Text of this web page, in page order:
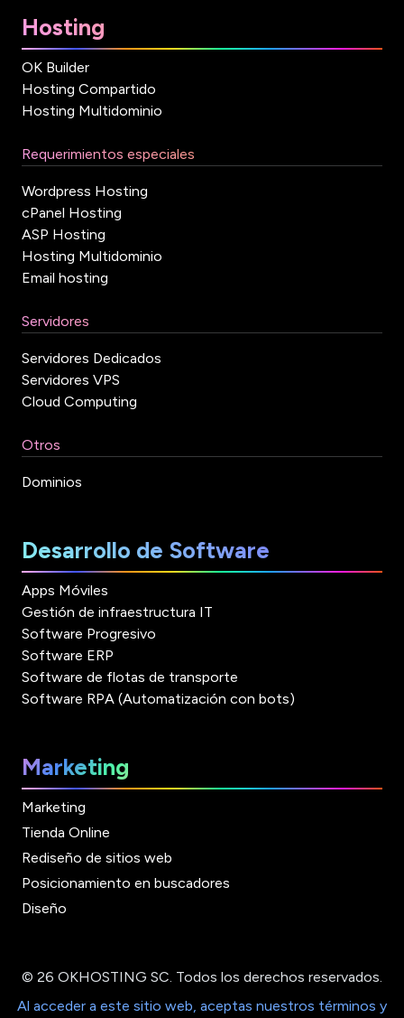
Hosting
OK Builder
Hosting Compartido
Hosting Multidominio
Requerimientos especiales
Wordpress Hosting
cPanel Hosting
ASP Hosting
Hosting Multidominio
Email hosting
Servidores
Servidores Dedicados
Servidores VPS
Cloud Computing
Otros
Dominios
Desarrollo de Software
Apps Móviles
Gestión de infraestructura IT
Software Progresivo
Software ERP
Software de flotas de transporte
Software RPA (Automatización con bots)
Marketing
Marketing
Tienda Online
Rediseño de sitios web
Posicionamiento en buscadores
Diseño
© 26 OKHOSTING SC. Todos los derechos reservados.
Al acceder a este sitio web, aceptas nuestros términos y